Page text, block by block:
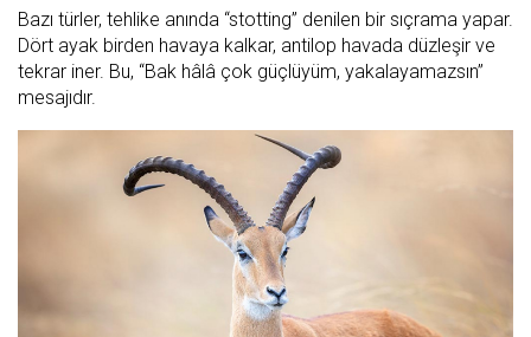
Bazı türler, tehlike anında “stotting” denilen bir sıçrama yapar.
Dört ayak birden havaya kalkar, antilop havada düzleşir ve
tekrar iner. Bu, “Bak hâlâ çok güçlüyüm, yakalayamazsın”
mesajıdır.